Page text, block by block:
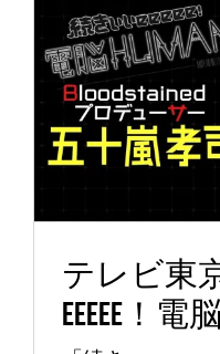
テレビ
eeeee！電
テレビ東
eeeee！電